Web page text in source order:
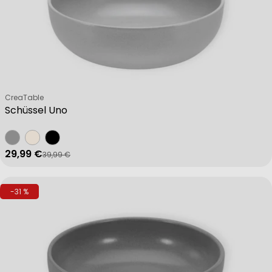
Schüssel Uno
Verkäufer:
CreaTable
Verkaufspreis
29,99 €
Regulärer Preis
39,99 €
-31 %